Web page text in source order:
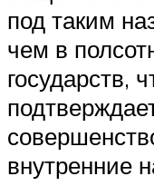
под таким
чем в
государств,
внутренние